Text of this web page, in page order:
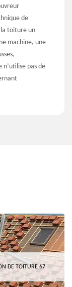
de
la toiture un
machine, une
n’utilise pas de
DE TOITURE 67